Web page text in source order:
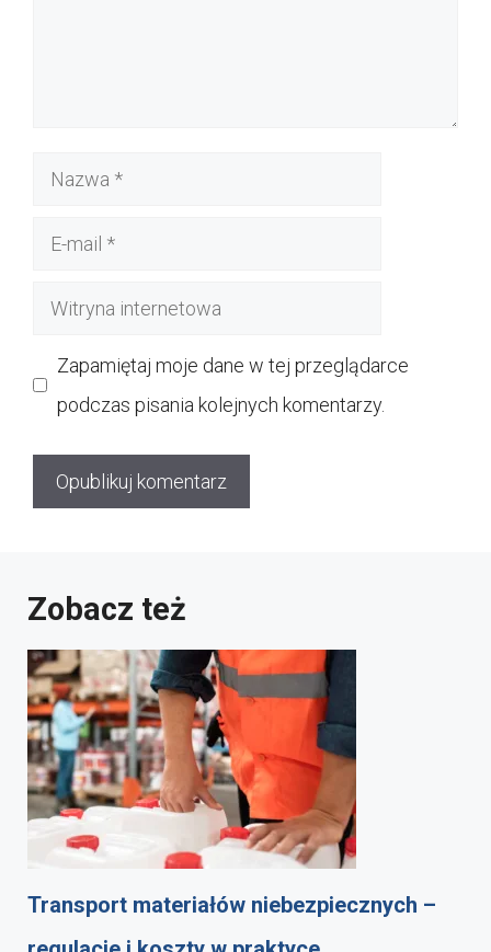
Nazwa
Witryna
Zapamiętaj moje dane w tej przeglądarce
podczas pisania kolejnych komentarzy.
Zobacz też
Transport materiałów niebezpiecznych –